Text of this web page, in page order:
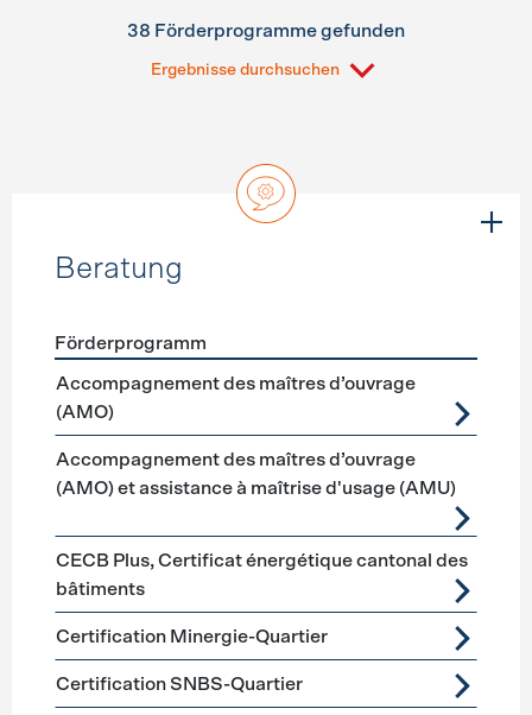
38 Förderprogramme gefunden
Ergebnisse durchsuchen
Beratung
Förderprogramme Beratung
Förderprogramm
Accompagnement des maîtres d’ouvrage
(AMO)
Accompagnement des maîtres d’ouvrage
(AMO) et assistance à maîtrise d'usage (AMU)
CECB Plus, Certificat énergétique cantonal des
bâtiments
Certification Minergie-Quartier
Certification SNBS-Quartier